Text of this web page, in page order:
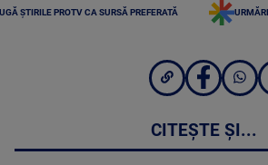
ȘTIRILE PROTV CA SURSĂ PREFERATĂ
CITEȘTE ȘI...